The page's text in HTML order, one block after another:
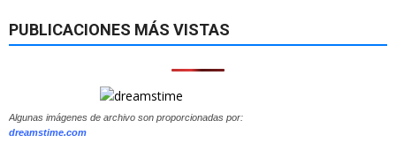
PUBLICACIONES MÁS VISTAS
Algunas imágenes de archivo son proporcionadas por:
dreamstime.com